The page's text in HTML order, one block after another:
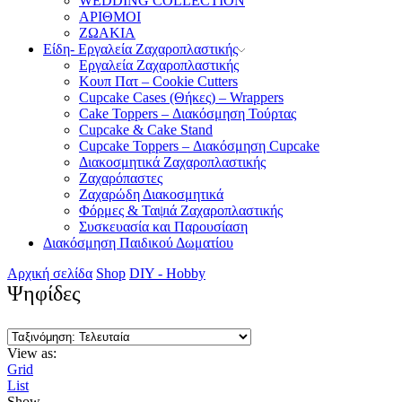
ΑΡΙΘΜΟΙ
ΖΩΑΚΙΑ
Είδη- Εργαλεία Ζαχαροπλαστικής
Εργαλεία Ζαχαροπλαστικής
Κουπ Πατ – Cookie Cutters
Cupcake Cases (Θήκες) – Wrappers
Cake Toppers – Διακόσμηση Τούρτας
Cupcake & Cake Stand
Cupcake Toppers – Διακόσμηση Cupcake
Διακοσμητικά Ζαχαροπλαστικής
Ζαχαρόπαστες
Ζαχαρώδη Διακοσμητικά
Φόρμες & Ταψιά Ζαχαροπλαστικής
Συσκευασία και Παρουσίαση
Διακόσμηση Παιδικού Δωματίου
Αρχική σελίδα Shop DIY - Hobby
Ψηφίδες
View as:
Grid
List